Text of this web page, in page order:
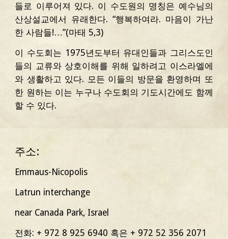
들로 이루어져 있다. 이 수도원의 명칭은 예수님의
산상설교에서 유래한다. “행복하여라. 마음이 가난
한 사람들!…”(마태 5,3)
이 수도회는 1975년도부터 유대인들과 그리스도인
들의 교류와 상호이해를 위해 일하려고 이스라엘에
와 생활하고 있다. 모든 이들의 방문을 환영하며 또
한 원하는 이는 누구나 수도회의 기도시간에도 함께
할 수 있다.
주소:
Emmaus-Nicopolis
Latrun interchange
near Canada Park, Israel
전화: + 972 8 925 6940 혹은 + 972 52 356 2071